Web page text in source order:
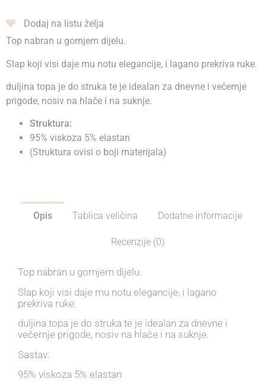
Dodaj na listu želja
Top nabran u gornjem dijelu.
Slap koji visi daje mu notu elegancije, i lagano prekriva ruke.
duljina topa je do struka te je idealan za dnevne i večernje
prigode, nosiv na hlače i na suknje.
Struktura:
95% viskoza 5% elastan
(Struktura ovisi o boji materijala)
Opis Tablica veličina Dodatne informacije
Recenzije (0)
Top nabran u gornjem dijelu.
Slap koji visi daje mu notu elegancije, i lagano
prekriva ruke.
duljina topa je do struka te je idealan za dnevne i
večernje prigode, nosiv na hlače i na suknje.
Sastav:
95% viskoza 5% elastan